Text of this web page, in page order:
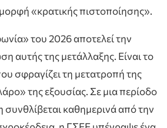
«κρατικής πιστοποίησης».
του 2026 αποτελεί την
αυτής της μετάλλαξης. Είναι το
σφραγίζει τη μετατροπή της
της εξουσίας. Σε μια περίοδο
συνθλίβεται καθημερινά από την